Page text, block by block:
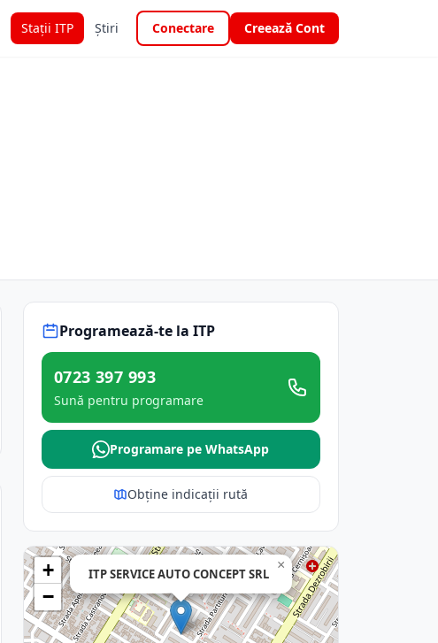
Stații ITP Știri Conectare Creează Cont
Programează-te la ITP
0723 397 993
Sună pentru programare
Programare pe WhatsApp
Obține indicații rută
ITP SERVICE AUTO CONCEPT SRL
×
+
−